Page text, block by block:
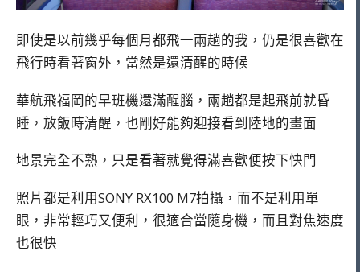
即使是以前幾乎每個月都飛一兩趟的我，仍是很喜歡在
飛行時看著窗外，當然是還清醒的時候
華航飛福岡的早班機還滿醒腦，兩趟都是起飛前就昏
睡，放飯時清醒，也剛好能夠迎接看到陸地的畫面
地景完全不熟，只是看著就覺得滿喜歡便按下快門
照片都是利用SONY RX100 M7拍攝，而不是利用單
眼，非常輕巧又便利，很適合當隨身機，而且對焦速度
也很快